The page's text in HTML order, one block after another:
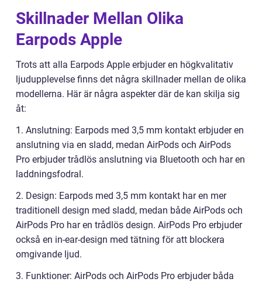
Skillnader Mellan Olika
Earpods Apple
Trots att alla Earpods Apple erbjuder en högkvalitativ
ljudupplevelse finns det några skillnader mellan de olika
modellerna. Här är några aspekter där de kan skilja sig
åt:
1. Anslutning: Earpods med 3,5 mm kontakt erbjuder en
anslutning via en sladd, medan AirPods och AirPods
Pro erbjuder trådlös anslutning via Bluetooth och har en
laddningsfodral.
2. Design: Earpods med 3,5 mm kontakt har en mer
traditionell design med sladd, medan både AirPods och
AirPods Pro har en trådlös design. AirPods Pro erbjuder
också en in-ear-design med tätning för att blockera
omgivande ljud.
3. Funktioner: AirPods och AirPods Pro erbjuder båda